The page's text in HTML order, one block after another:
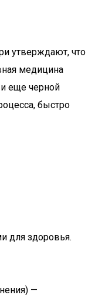
утверждают, что
медицина
еще черной
быстро
для здоровья.
—